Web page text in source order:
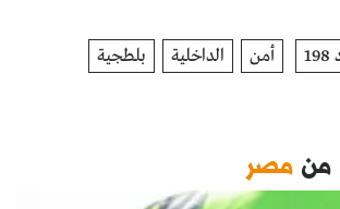
أمن الداخلية
بلطجية
منمصر